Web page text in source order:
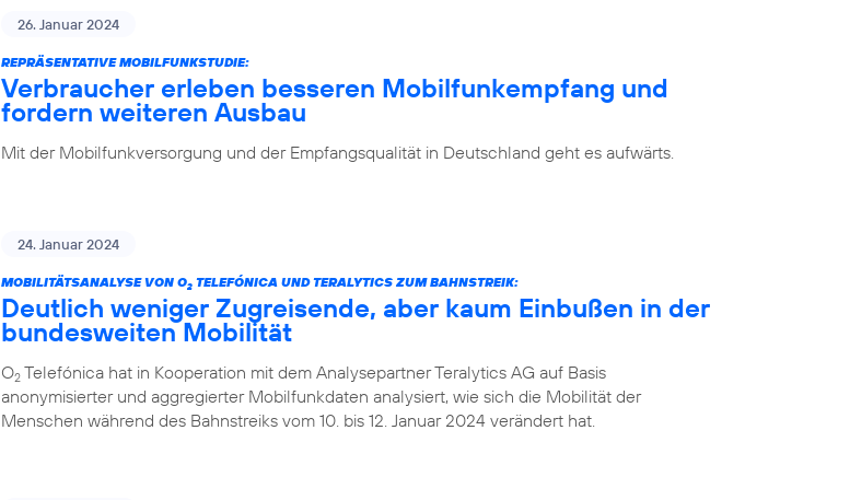
26. Januar 2024
REPRÄSENTATIVE MOBILFUNKSTUDIE:
Verbraucher erleben besseren Mobilfunkempfang und
fordern weiteren Ausbau
Mit der Mobilfunkversorgung und der Empfangsqualität in Deutschland geht es aufwärts.
24. Januar 2024
MOBILITÄTSANALYSE VON O2 TELEFÓNICA UND TERALYTICS ZUM BAHNSTREIK:
Deutlich weniger Zugreisende, aber kaum Einbußen in der
bundesweiten Mobilität
O2 Telefónica hat in Kooperation mit dem Analysepartner Teralytics AG auf Basis
anonymisierter und aggregierter Mobilfunkdaten analysiert, wie sich die Mobilität der
Menschen während des Bahnstreiks vom 10. bis 12. Januar 2024 verändert hat.